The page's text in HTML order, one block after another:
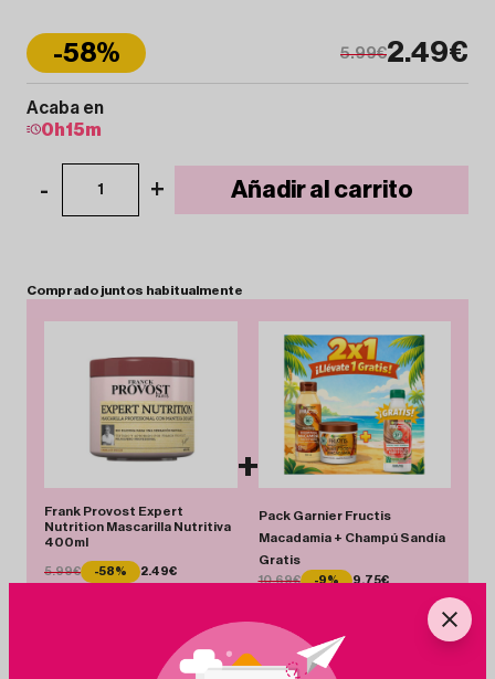
2.49€
-58% 5.99€
Acaba en
0 h15m
- 1 + Añadir al carrito
Comprado juntos habitualmente
Frank Provost Expert
Nutrition Mascarilla Nutritiva
400ml
5.99€ -58% 2.49€
+
Pack Garnier Fructis
Macadamia + Champú Sandía
Gratis
10.69€ -9% 9.75€
Total 12.24 € Añadir Pack